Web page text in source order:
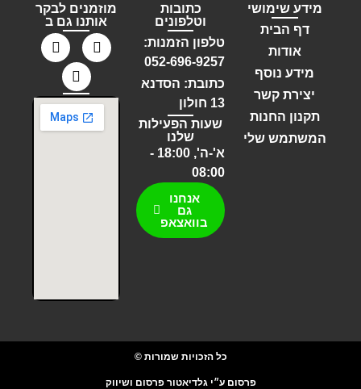
מידע שימושי
דף הבית
אודות
מידע נוסף
יצירת קשר
תקנון החנות
המשתמש שלי
כתובות
וטלפונים
טלפון הזמנות:
052-696-9257
כתובת: הסדנא
13 חולון
שעות הפעילות
שלנו
א'-ה', 18:00 -
08:00
אנחנו
גם
בוואצאפ
מוזמנים לבקר
אותנו גם ב
כל הזכויות שמורות ©
פרסום ע״י גלדיאטור פרסום ושיווק